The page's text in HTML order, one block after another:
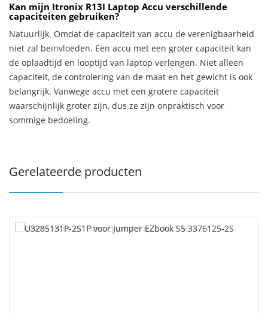
Kan mijn Itronix R13I Laptop Accu verschillende
capaciteiten gebruiken?
Natuurlijk. Omdat de capaciteit van accu de verenigbaarheid
niet zal beïnvloeden. Een accu met een groter capaciteit kan
de oplaadtijd en looptijd van laptop verlengen. Niet alleen
capaciteit, de controlering van de maat en het gewicht is ook
belangrijk. Vanwege accu met een grotere capaciteit
waarschijnlijk groter zijn, dus ze zijn onpraktisch voor
sommige bedoeling.
Gerelateerde producten